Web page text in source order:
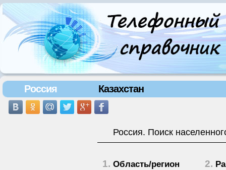
Россия Казахстан
Россия. Поиск
1. Область/регион 2.